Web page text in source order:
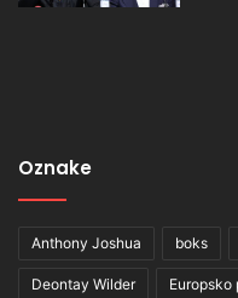
Oznake
Anthony Joshua boks
Deontay Wilder Europsko